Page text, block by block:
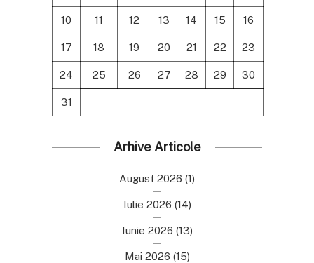
10 11 12 13 14 15 16
17 18 19 20 21 22 23
24 25 26 27 28 29 30
31
Arhive Articole
August 2026 (1)
Iulie 2026 (14)
Iunie 2026 (13)
Mai 2026 (15)